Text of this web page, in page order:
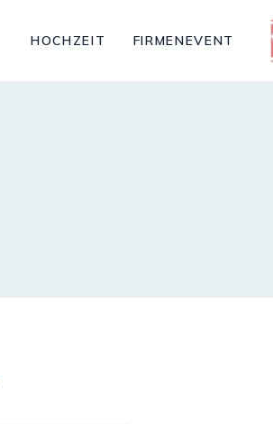
HOCHZEIT FIRMENEVENT